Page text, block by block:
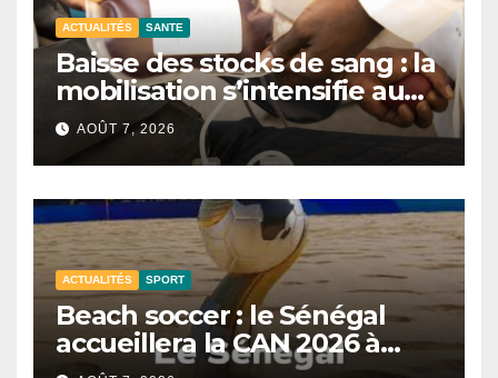
ACTUALITÉS SANTE
Baisse des stocks de sang : la
mobilisation s’intensifie au
CNTS de Dakar.
AOÛT 7, 2026
ACTUALITÉS SPORT
Beach soccer : le Sénégal
accueillera la CAN 2026 à
Dakar.